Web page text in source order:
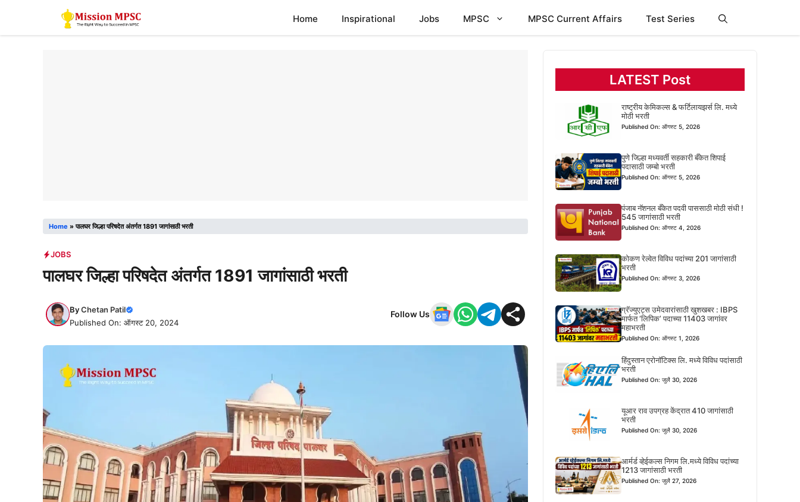
Home Inspirational Jobs MPSC MPSC Current Affairs Test Series
Home »पालघर जिल्हा परिषदेत अंतर्गत 1891 जागांसाठी भरती
JOBS
पालघर जिल्हा परिषदेत अंतर्गत 1891 जागांसाठी भरती
ByChetan Patil
Published On: ऑगस्ट 20, 2024
Follow Us
LATEST Post
राष्ट्रीय केमिकल्स & फर्टिलायझर्स लि. मध्ये
मोठी भरती
Published On: ऑगस्ट 5, 2026
पुणे जिल्हा मध्यवर्ती सहकारी बँकेत शिपाई
पदासाठी जम्बो भरती
Published On: ऑगस्ट 5, 2026
पंजाब नॅशनल बँकेत पदवी पाससाठी मोठी संधी !
545 जागांसाठी भरती
Published On: ऑगस्ट 4, 2026
कोकण रेल्वेत विविध पदांच्या 201 जागांसाठी
भरती
Published On: ऑगस्ट 3, 2026
ग्रॅज्युएट्स उमेदवारांसाठी खुशखबर : IBPS
मार्फत ‘लिपिक’ पदाच्या 11403 जागांवर
महाभरती
Published On: ऑगस्ट 1, 2026
हिंदुस्तान एरोनॉटिक्स लि. मध्ये विविध पदांसाठी
भरती
Published On: जुलै 30, 2026
यूआर राव उपग्रह केंद्रात 410 जागांसाठी
भरती
Published On: जुलै 30, 2026
आर्मर्ड व्हेईकल्स निगम लि.मध्ये विविध पदांच्या
1213 जागांसाठी भरती
Published On: जुलै 27, 2026